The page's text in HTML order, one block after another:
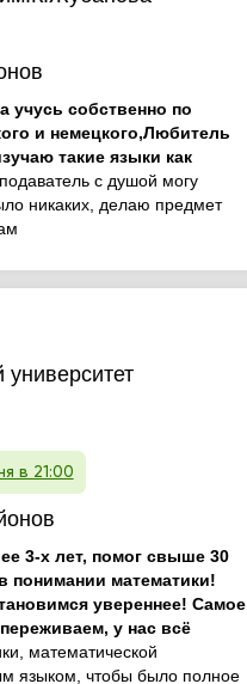
учусь собственно по
и немецкого,Любитель
такие языки как
с душой могу
никаких, делаю предмет
в 21:00
3-х лет, помог свыше 30
понимании математики!
увереннее! Самое
у нас всё
математической
языком, чтобы было полное